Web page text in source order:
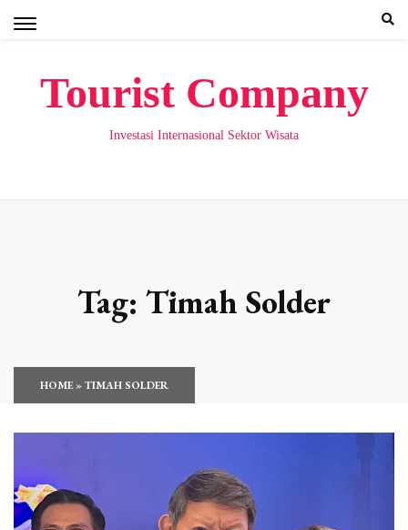
Tourist Company
Investasi Internasional Sektor Wisata
Tag: Timah Solder
HOME»TIMAH SOLDER